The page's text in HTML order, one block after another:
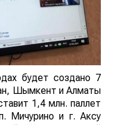
будет создано 7
Шымкент и Алматы
1,4 млн. паллет
Мичурино и г. Аксу